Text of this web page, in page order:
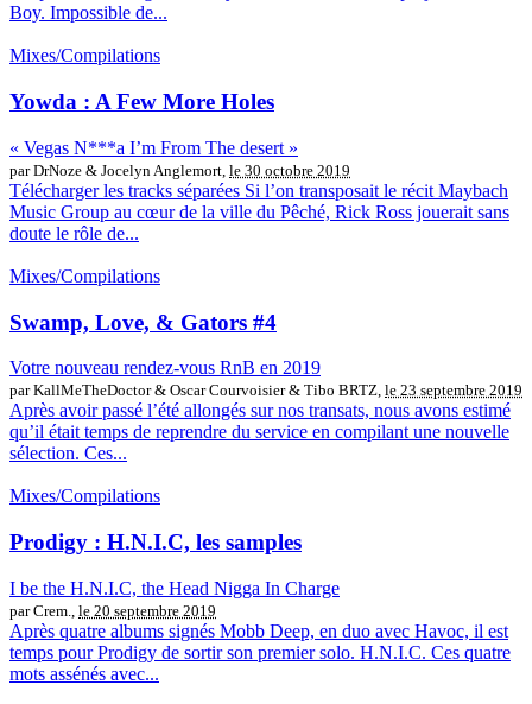
Boy. Impossible de...
Mixes/Compilations
Yowda : A Few More Holes
« Vegas N***a I’m From The desert »
par DrNoze & Jocelyn Anglemort, le 30 octobre 2019
Télécharger les tracks séparées Si l’on transposait le récit Maybach
Music Group au cœur de la ville du Pêché, Rick Ross jouerait sans
doute le rôle de...
Mixes/Compilations
Swamp, Love, & Gators #4
Votre nouveau rendez-vous RnB en 2019
par KallMeTheDoctor & Oscar Courvoisier & Tibo BRTZ, le 23 septembre 2019
Après avoir passé l’été allongés sur nos transats, nous avons estimé
qu’il était temps de reprendre du service en compilant une nouvelle
sélection. Ces...
Mixes/Compilations
Prodigy : H.N.I.C, les samples
I be the H.N.I.C, the Head Nigga In Charge
par Crem., le 20 septembre 2019
Après quatre albums signés Mobb Deep, en duo avec Havoc, il est
temps pour Prodigy de sortir son premier solo. H.N.I.C. Ces quatre
mots assénés avec...